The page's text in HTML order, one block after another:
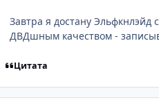
Завтра я достану Эльфкнлэйд
ДВДшным качеством -
Цитата